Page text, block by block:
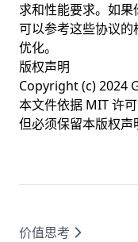
求和性能要求。如果
可以参考这些协议
优化。
版权声明
Copyright (c) 2024
本文件依据 MIT 许
但必须保留本版权声
价值思考